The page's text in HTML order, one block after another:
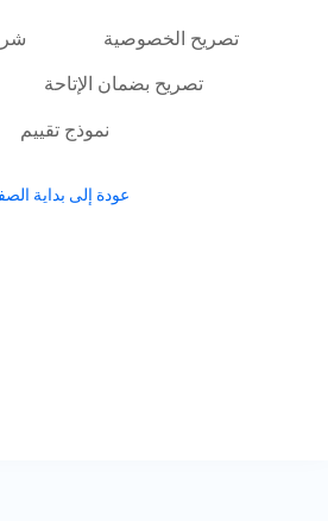
تصريح الخصوصية
تصريح بضمان الإتاحة
نموذج تقييم
عودة إلى بداية